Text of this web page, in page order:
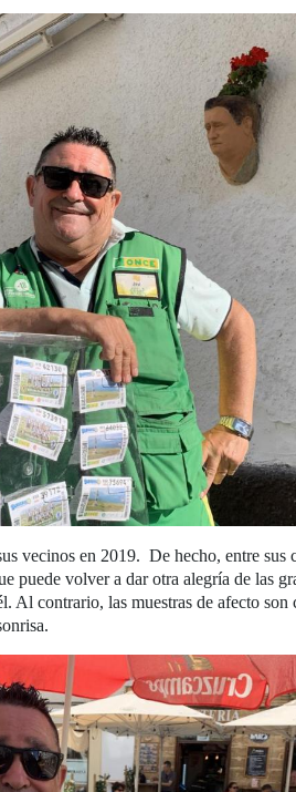
vecinos en 2019. De hecho, entre
volver a dar otra alegría de las
contrario, las muestras de afecto son